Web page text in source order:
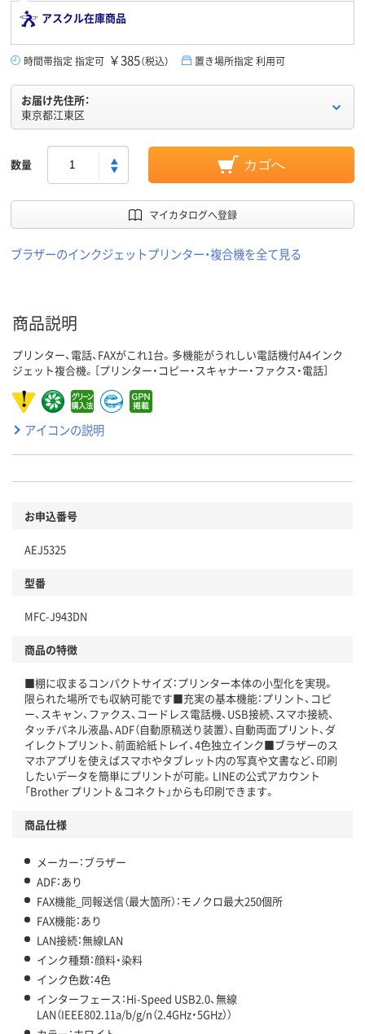
アスクル在庫商品
時間帯指定 指定可 ￥385（税込） 置き場所指定 利用可
お届け先住所：
東京都江東区
数量 カゴへ
マイカタログへ登録
ブラザーのインクジェットプリンター・複合機を全て見る
商品説明
プリンター、電話、FAXがこれ1台。多機能がうれしい電話機付A4インク
ジェット複合機。［プリンター・コピー・スキャナー・ファクス・電話］
アイコンの説明
お申込番号
AEJ5325
型番
MFC-J943DN
商品の特徴
■棚に収まるコンパクトサイズ：プリンター本体の小型化を実現。
限られた場所でも収納可能です■充実の基本機能：プリント、コピ
ー、スキャン、ファクス、コードレス電話機、USB接続、スマホ接続、
タッチパネル液晶、ADF（自動原稿送り装置）、自動両面プリント、ダ
イレクトプリント、前面給紙トレイ、4色独立インク■ブラザーのス
マホアプリを使えばスマホやタブレット内の写真や文書など、印刷
したいデータを簡単にプリントが可能。LINEの公式アカウント
「Brother プリント＆コネクト」からも印刷できます。
商品仕様
メーカー：ブラザー
ADF：あり
FAX機能_同報送信（最大箇所）：モノクロ最大250個所
FAX機能：あり
LAN接続：無線LAN
インク種類：顔料・染料
インク色数：4色
インターフェース：Hi-Speed USB2.0、無線
LAN（IEEE802.11a/b/g/n（2.4GHz・5GHz））